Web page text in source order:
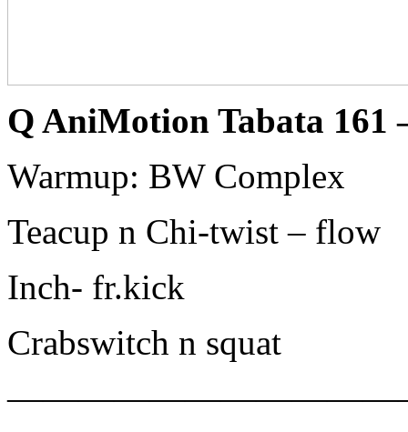
Q AniMotion Tabata 161
Warmup: BW Complex
Teacup n Chi-twist – flow
Inch- fr.kick
Crabswitch n squat